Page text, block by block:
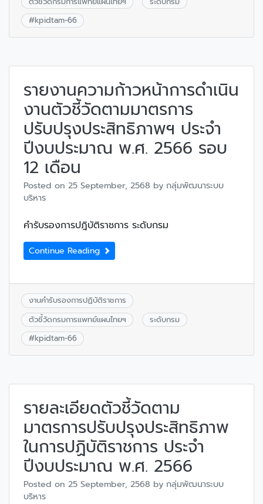
#kpidtam-66
รายงานความก้าวหน้าการดำเนิน
งานตัวชี้วัดตามมาตรการ
ปรับปรุงประสิทธิภาพฯ ประจำ
ปีงบประมาณ พ.ศ. 2566 รอบ
12 เดือน
Posted on 25 September, 2568 by กลุ่มพัฒนาระบบ
บริหาร
คำรับรองการปฎิบัติราชการ ระดับกรม
Continue Reading
งานคำรับรองการปฏิบัติราชการ
ตัวชี้วัดกรมการแพทย์แผนไทยฯ
ระดับกรม
#kpidtam-66
รายละเอียดตัวชี้วัดตาม
มาตรการปรับปรุงประสิทธิภาพ
ในการปฏิบัติราชการ ประจำ
ปีงบประมาณ พ.ศ. 2566
Posted on 25 September, 2568 by กลุ่มพัฒนาระบบ
บริหาร